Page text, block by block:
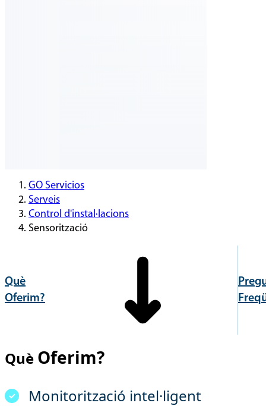
GO Servicios
Serveis
Control d'instal·lacions
Sensorització
Què
Oferim?
Què Oferim?
Monitorització intel·ligent